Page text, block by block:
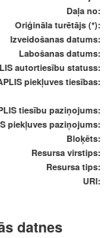
Daļa no:
Oriģināla turētājs (*):
Izveidošanas datums:
Labošanas datums:
autortiesību statuss:
piekļuves tiesības:
tiesību paziņojums:
piekļuves paziņojums:
Bloķēts:
Resursa virstips:
Resursa tips:
URI:
datnes